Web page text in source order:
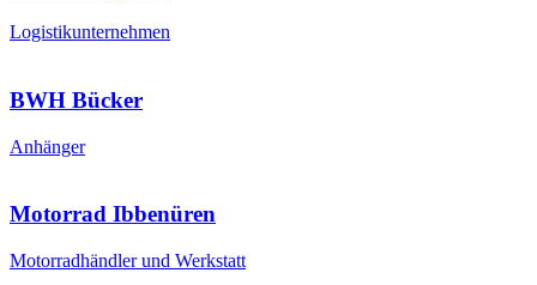
Logistikunternehmen
BWH Bücker
Anhänger
Motorrad Ibbenüren
Motorradhändler und Werkstatt